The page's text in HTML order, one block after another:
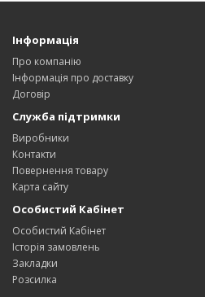
Інформація
Про компанію
Інформація про доставку
Договір
Служба підтримки
Виробники
Контакти
Повернення товару
Карта сайту
Особистий Кабінет
Особистий Кабінет
Історія замовлень
Закладки
Розсилка